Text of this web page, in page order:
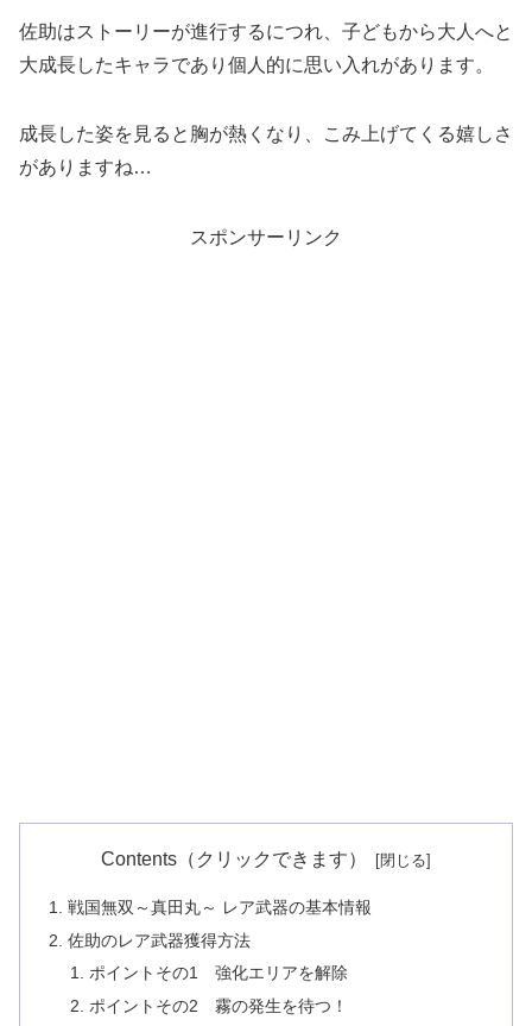
佐助はストーリーが進行するにつれ、子どもから大人へと
大成長したキャラであり個人的に思い入れがあります。
成長した姿を見ると胸が熱くなり、こみ上げてくる嬉しさ
がありますね…
スポンサーリンク
Contents（クリックできます）
戦国無双～真田丸～ レア武器の基本情報
佐助のレア武器獲得方法
ポイントその1 強化エリアを解除
ポイントその2 霧の発生を待つ！